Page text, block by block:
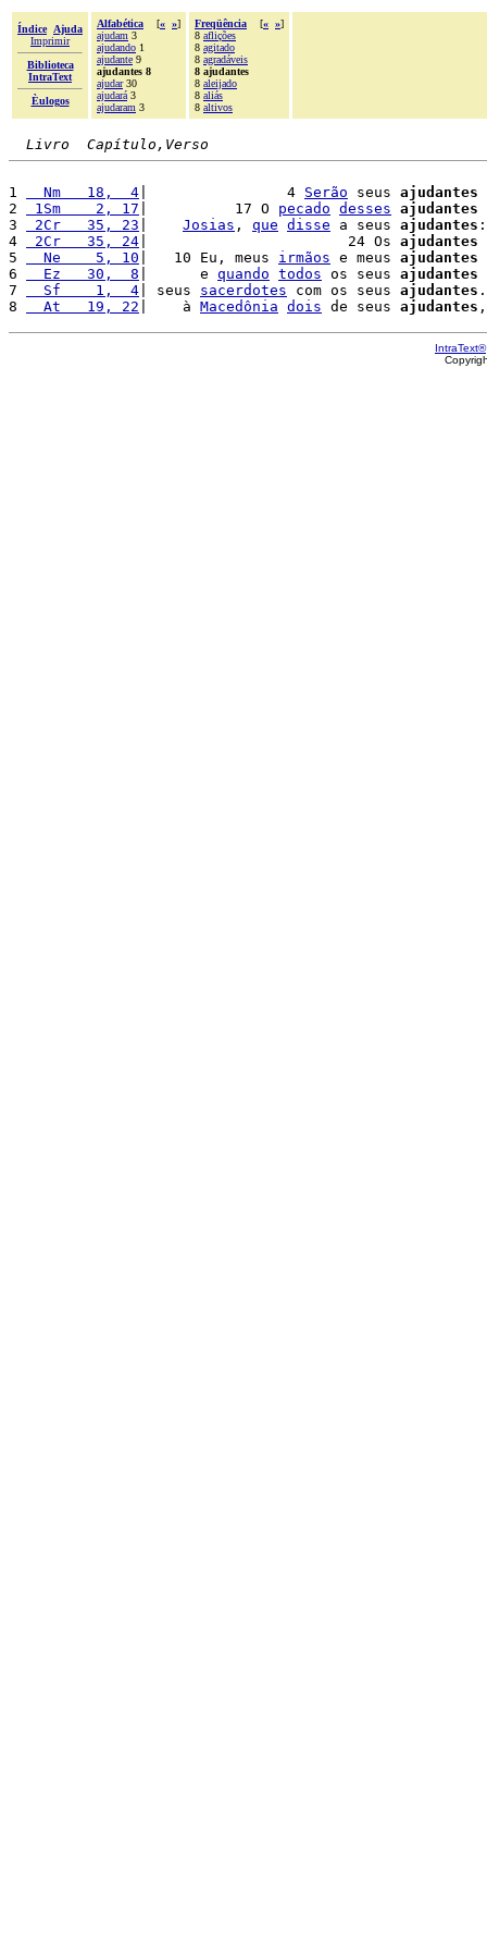
Índice
Ajuda
Imprimir
Biblioteca
IntraText
Èulogos
Alfabética [« »]
ajudam 3
ajudando 1
ajudante 9
ajudantes 8
ajudar30
ajudará 3
ajudaram 3
Freqüência [« »]
8 aflições
8 agitado
8 agradáveis
8 ajudantes
8 aleijado
8 aliás
8 altivos
Livro  Capítulo,Verso
1
  Nm   18,  4
|                4 Serão seus ajudantes
2
1Sm    2, 17 |          17 O pecado desses ajudantes
3
2Cr   35, 23 Josias , que disse a seus ajudantes
4
2Cr   35, 24 |                       24 Os ajudantes
5
  Ne    5, 10
|   10 Eu, meus irmãos e meus ajudantes
6
  Ez   30,  8
|      e quando todos os seus ajudantes
7
  Sf    1,  4
| seus sacerdotes com os seus ajudantes .
8
  At   19, 22
|    à Macedônia dois de seus ajudantes
IntraText®